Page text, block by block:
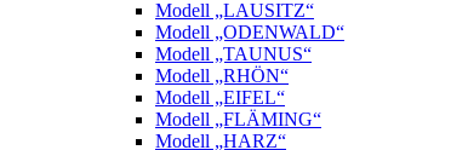
Modell „LAUSITZ“
Modell „ODENWALD“
Modell „TAUNUS“
Modell „RHÖN“
Modell „EIFEL“
Modell „FLÄMING“
Modell „HARZ“